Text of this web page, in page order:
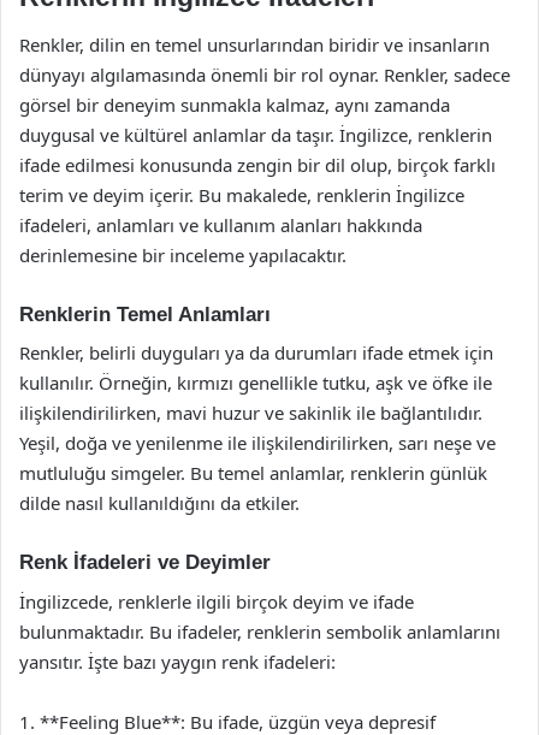
Renkler, dilin en temel unsurlarından biridir ve insanların
dünyayı algılamasında önemli bir rol oynar. Renkler, sadece
görsel bir deneyim sunmakla kalmaz, aynı zamanda
duygusal ve kültürel anlamlar da taşır. İngilizce, renklerin
ifade edilmesi konusunda zengin bir dil olup, birçok farklı
terim ve deyim içerir. Bu makalede, renklerin İngilizce
ifadeleri, anlamları ve kullanım alanları hakkında
derinlemesine bir inceleme yapılacaktır.
Renklerin Temel Anlamları
Renkler, belirli duyguları ya da durumları ifade etmek için
kullanılır. Örneğin, kırmızı genellikle tutku, aşk ve öfke ile
ilişkilendirilirken, mavi huzur ve sakinlik ile bağlantılıdır.
Yeşil, doğa ve yenilenme ile ilişkilendirilirken, sarı neşe ve
mutluluğu simgeler. Bu temel anlamlar, renklerin günlük
dilde nasıl kullanıldığını da etkiler.
Renk İfadeleri ve Deyimler
İngilizcede, renklerle ilgili birçok deyim ve ifade
bulunmaktadır. Bu ifadeler, renklerin sembolik anlamlarını
yansıtır. İşte bazı yaygın renk ifadeleri:
1. **Feeling Blue**: Bu ifade, üzgün veya depresif